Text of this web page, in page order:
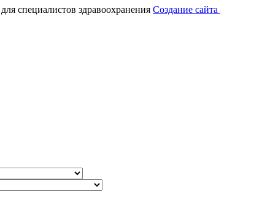
специалистов здравоохранения Создание сайта